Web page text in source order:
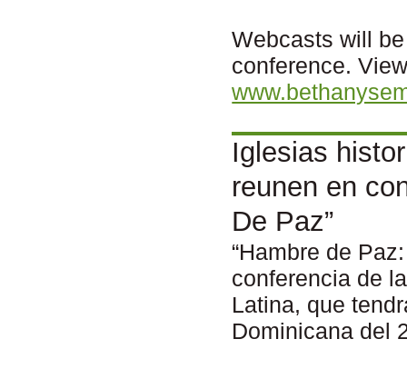
Webcasts will
conference.
Iglesias
reunen en
De Paz”
“Hambre de
conferencia de
Latina, que
Dominicana del